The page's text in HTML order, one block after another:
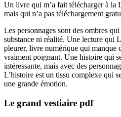
Un livre qui m’a fait télécharger à la
mais qui n’a pas téléchargement
Les personnages sont des ombres
substance ni réalité. Une lecture qui
pleurer, livre numérique qui manque
vraiment poignant. Une histoire qui
intéressante, mais avec des
L’histoire est un tissu complexe qui
une grande émotion.
Le grand vestiaire pdf